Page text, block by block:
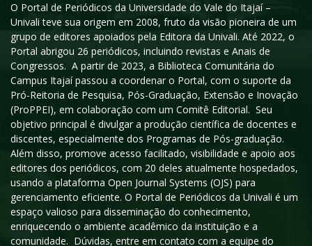
O Portal de Periódicos da Universidade do Vale do Itajaí –
Univali teve sua origem em 2008, fruto da visão pioneira de um
grupo de editores apoiados pela Editora da Univali. Até 2022, o
Portal abrigou 26 periódicos, incluindo revistas e Anais de
Congressos. A partir de 2023, a Biblioteca Comunitária do
Campus Itajaí passou a coordenar o Portal, com o suporte da
Pró-Reitoria de Pesquisa, Pós-Graduação, Extensão e Inovação
(ProPPEI), em colaboração com um Comitê Editorial. Seu
objetivo principal é divulgar a produção científica de docentes e
discentes, especialmente dos Programas de Pós-graduação.
Além disso, promove acesso facilitado, visibilidade e apoio aos
editores dos periódicos, com 20 deles atualmente hospedados,
usando a plataforma Open Journal Systems (OJS) para
gerenciamento eficiente. O Portal de Periódicos da Univali é um
espaço valioso para disseminação do conhecimento,
enriquecendo o ambiente acadêmico da instituição e a
comunidade. Dúvidas, entre em contato com a equipe do